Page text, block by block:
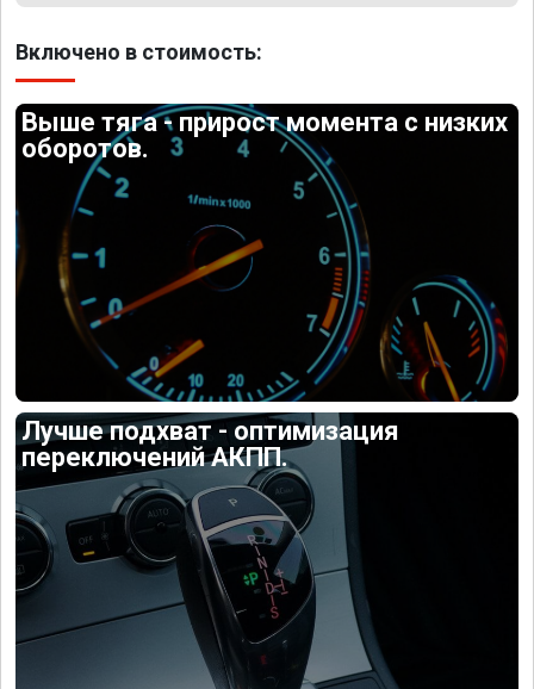
Включено в стоимость:
Выше тяга - прирост момента с низких
оборотов.
Лучше подхват - оптимизация
переключений АКПП.